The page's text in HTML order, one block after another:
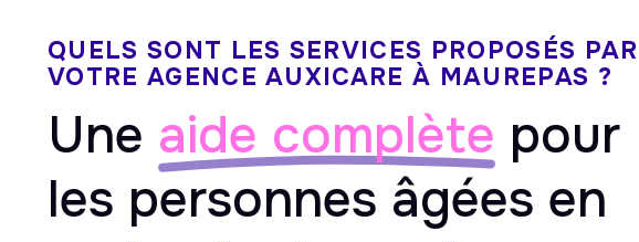
QUELS SONT LES SERVICES PROPOSÉS PAR
VOTRE AGENCE AUXICARE À MAUREPAS ?
Une aide complète pour
les personnes âgées en